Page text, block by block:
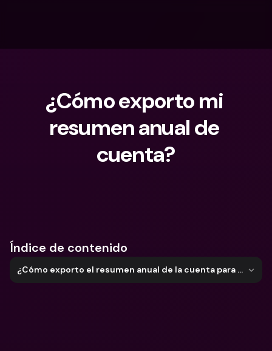
¿Cómo exporto mi
resumen anual de
cuenta?
Índice de contenido
¿Cómo exporto el resumen anual de la cuenta para mi cuenta Personal?